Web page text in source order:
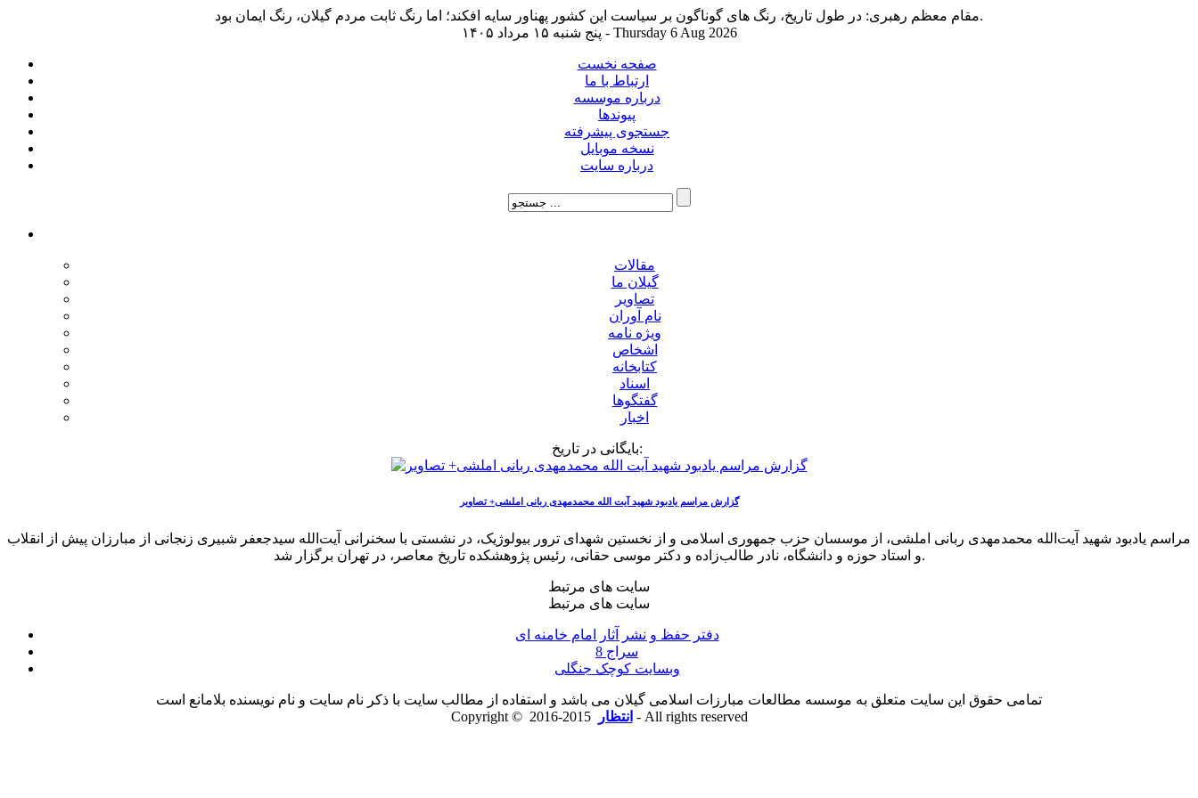
مقام معظم رهبری: در طول تاریخ، رنگ های گوناگون بر سیاست این کشور پهناور سایه افکند؛ اما رنگ ثابت مردم گیلان، رنگ ایمان بود.
پنج شنبه ۱۵ مرداد ۱۴۰۵ - Thursday 6 Aug 2026
صفحه نخست
ارتباط با ما
درباره موسسه
پیوندها
جستجوی پیشرفته
نسخه موبایل
درباره سایت
مقالات
گیلان ما
تصاویر
نام آوران
ویژه نامه
اشخاص
کتابخانه
اسناد
گفتگوها
اخبار
بایگانی در تاریخ:
گزارش مراسم یادبود شهید آیت الله محمدمهدی ربانی املشی+ تصاویر
مراسم یادبود شهید آیت‌الله محمدمهدی ربانی املشی، از موسسان حزب جمهوری اسلامی و از نخستین شهدای ترور بیولوژیک، در نشستی با سخنرانی آیت‌الله سیدجعفر شبیری زنجانی از مبارزان پیش از انقلاب
و استاد حوزه و دانشگاه، نادر طالب‌زاده و دکتر موسی حقانی، رئیس پژوهشکده تاریخ معاصر، در تهران برگزار شد.
سایت های مرتبط
سایت های مرتبط
دفتر حفظ و نشر آثار امام خامنه ای
سراج 8
وبسایت کوچک جنگلی
تمامی حقوق این سایت متعلق به موسسه مطالعات مبارزات اسلامی گیلان می باشد و استفاده از مطالب سایت با ذکر نام سایت و نام نویسنده بلامانع است
Copyright ©
انتظار 2015-2016 - All rights reserved